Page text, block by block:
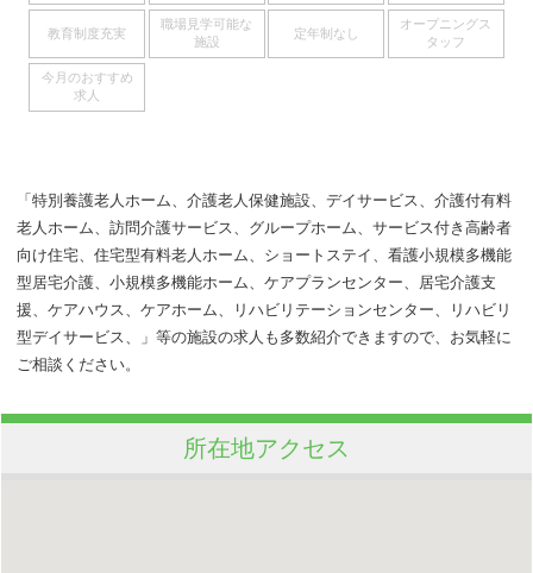
教育制度充実
職場見学可能な
施設
定年制なし
オープニングス
タッフ
今月のおすすめ
求人
「特別養護老人ホーム、介護老人保健施設、デイサービス、介護付有料
老人ホーム、訪問介護サービス、グループホーム、サービス付き高齢者
向け住宅、住宅型有料老人ホーム、ショートステイ、看護小規模多機能
型居宅介護、小規模多機能ホーム、ケアプランセンター、居宅介護支
援、ケアハウス、ケアホーム、リハビリテーションセンター、リハビリ
型デイサービス、」等の施設の求人も多数紹介できますので、お気軽に
ご相談ください。
所在地アクセス